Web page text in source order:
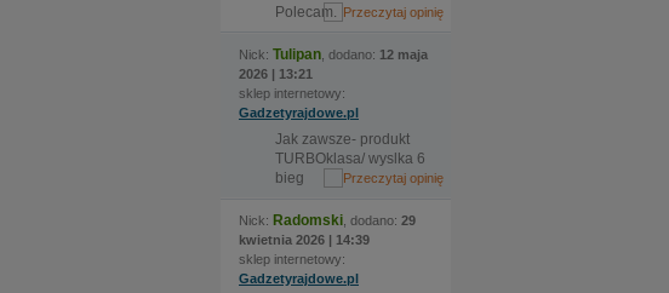
Polecam.
Nick: Tulipan , dodano: 12 maja
2026 | 13:21
sklep internetowy:
Gadzetyrajdowe.pl
Jak zawsze- produkt
TURBOklasa/ wyslka 6
bieg
Nick: Radomski , dodano: 29
kwietnia 2026 | 14:39
sklep internetowy:
Gadzetyrajdowe.pl